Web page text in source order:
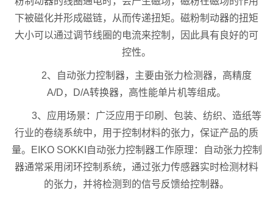
下被磁化并形成磁链，从而传递扭矩。磁粉制动器的扭矩
大小可以通过调节线圈的电流来控制，因此具有良好的可
控性。
2、自动张力控制器，主要由张力检测器，高精度
A/D，D/A转换器，高性能单片机等组成。
3、应用场景：广泛应用于印刷、包装、纺织、造纸等
行业的卷绕系统中，用于控制材料的张力，保证产品的质
量。EIKO SOKKI自动张力控制器工作原理：自动张力控制
器通常采用闭环控制系统，通过张力传感器实时检测材料
的张力，并将检测到的信号反馈给控制器。